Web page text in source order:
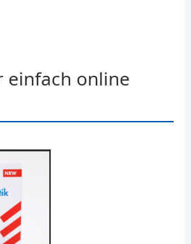
einfach online